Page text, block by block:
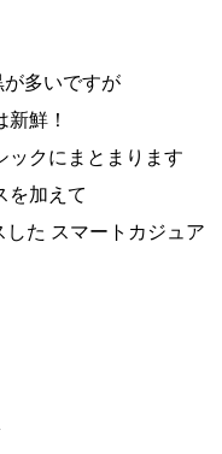
多いですが
鮮！
ックにまとまります
を加えて
た スマートカジュア